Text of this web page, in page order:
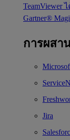
TeamViewer
Gartner®
การผสา
Jira